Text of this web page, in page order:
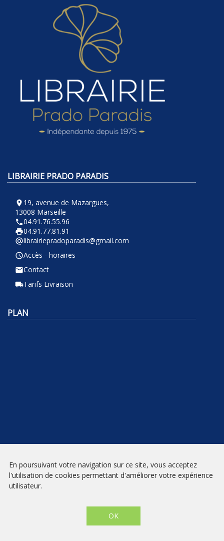
LIBRAIRIE PRADO PARADIS
room 19, avenue de Mazargues,
13008 Marseille
phone04.91.76.55.96
local_printshop04.91.77.81.91
alternate_emaillibrairiepradoparadis@gmail.com
query_builderAccès - horaires
emailContact
local_shippingTarifs Livraison
PLAN
INSCRIPTION
Paradis - Marseille © 2026 - Site créé par
En poursuivant votre navigation sur ce site, vous acceptez
l'utilisation de cookies permettant d'améliorer votre expérience
utilisateur.
OK